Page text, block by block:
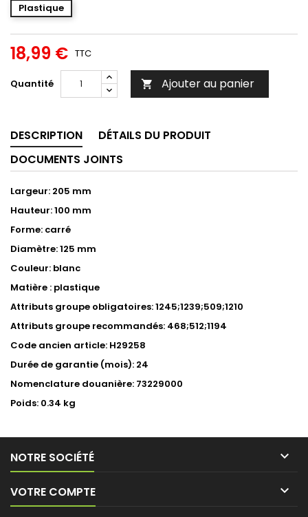
Plastique
18,99 € TTC
Quantité  Ajouter au panier
DESCRIPTION
DÉTAILS DU PRODUIT
DOCUMENTS JOINTS
Largeur: 205 mm
Hauteur: 100 mm
Forme: carré
Diamètre: 125 mm
Couleur: blanc
Matière : plastique
Attributs groupe obligatoires: 1245;1239;509;1210
Attributs groupe recommandés: 468;512;1194
Code ancien article: H29258
Durée de garantie (mois): 24
Nomenclature douanière: 73229000
Poids: 0.34 kg
NOTRE SOCIÉTÉ 
VOTRE COMPTE 